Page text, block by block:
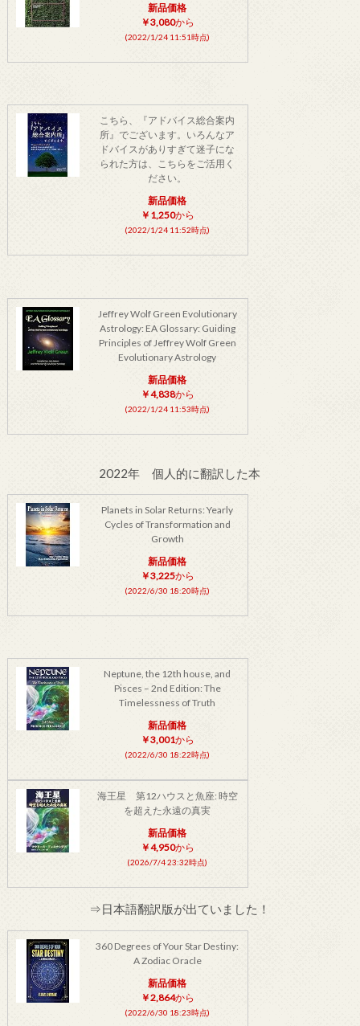
新品価格
￥3,080から
(2022/1/24 11:51時点)
こちら、『アドバイス総合案内
所』でございます。いろんなア
ドバイスがありすぎて迷子にな
られた方は、こちらをご活用く
ださい。
新品価格
￥1,250から
(2022/1/24 11:52時点)
Jeffrey Wolf Green Evolutionary
Astrology: EA Glossary: Guiding
Principles of Jeffrey Wolf Green
Evolutionary Astrology
新品価格
￥4,838から
(2022/1/24 11:53時点)
2022年 個人的に翻訳した本
Planets in Solar Returns: Yearly
Cycles of Transformation and
Growth
新品価格
￥3,225から
(2022/6/30 18:20時点)
Neptune, the 12th house, and
Pisces – 2nd Edition: The
Timelessness of Truth
新品価格
￥3,001から
(2022/6/30 18:22時点)
海王星 第12ハウスと魚座: 時空
を超えた永遠の真実
新品価格
￥4,950から
(2026/7/4 23:32時点)
⇒日本語翻訳版が出ていました！
360 Degrees of Your Star Destiny:
A Zodiac Oracle
新品価格
￥2,864から
(2022/6/30 18:23時点)